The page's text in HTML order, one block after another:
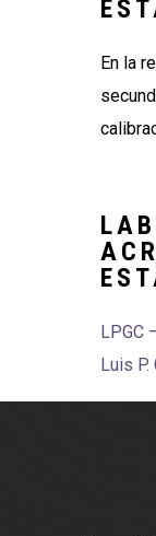
En la
LPGC
Luis